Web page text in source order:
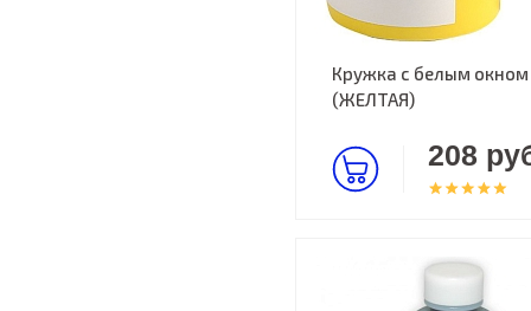
Кружка с белым окном
(ЖЕЛТАЯ)
208